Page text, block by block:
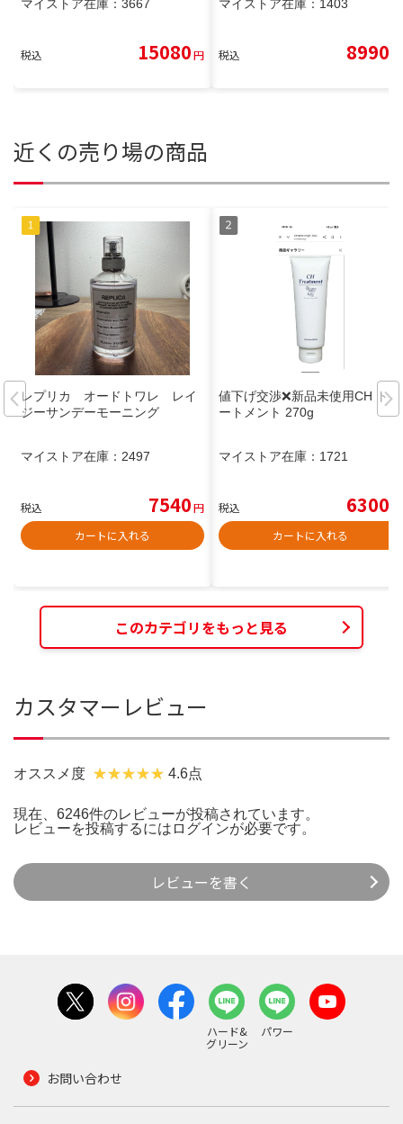
マイストア在庫： 3667
税込 15080円
マイストア在庫： 1403
税込 8990
近くの売り場の商品
レプリカ オードトワレ レイ
ジーサンデーモーニング
マイストア在庫： 2497
税込 7540円
カートに入れる
値下げ交渉❌️新品未使用CH トリ
ートメント 270g
マイストア在庫： 1721
税込 6300
カートに入れる
このカテゴリをもっと見る
カスタマーレビュー
オススメ度 4.6点
現在、6246件のレビューが投稿されています。
レビューを投稿するには ログインが必要です。
レビューを書く
ハード&
グリーン
パワー
お問い合わせ